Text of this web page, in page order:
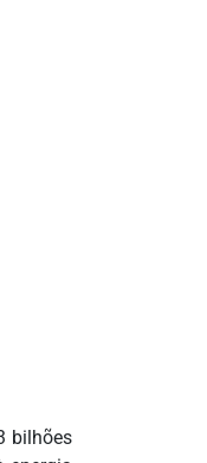
bilhões